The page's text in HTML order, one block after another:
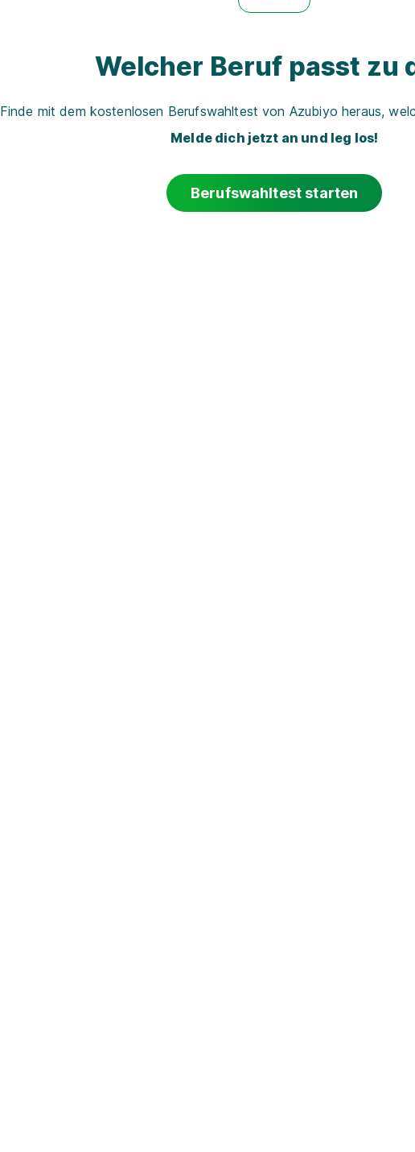
Welcher Beruf passt zu
Finde mit dem kostenlosen Berufswahltest von Azubiyo heraus,
Melde dich jetzt an und leg los!
Berufswahltest starten